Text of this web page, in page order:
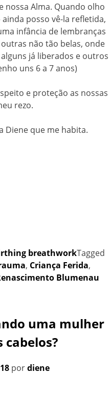
nossa Alma. Quando olho
posso vê-la refletida,
infância de lembranças
não tão belas, onde
já liberados e outros
uns 6 a 7 anos)
e proteção as nossas
rezo.
Diene que me habita.
breathworkTagged
, Criança Ferida,
Blumenau
uma mulher
cabelos?
pordiene